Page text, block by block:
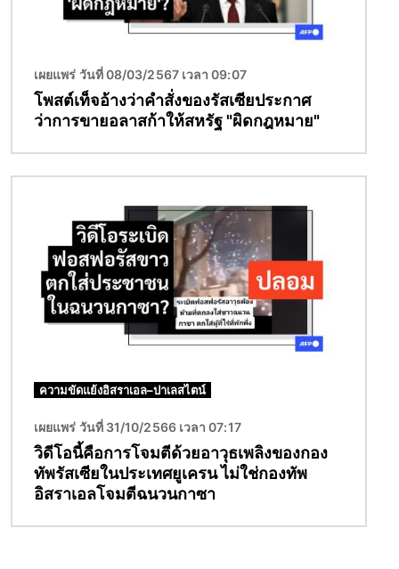
เผยแพร่ วันที่ 08/03/2567 เวลา 09:07
โพสต์เท็จอ้างว่าคำสั่งของรัสเซียประกาศ
ว่าการขายอลาสก้าให้สหรัฐ "ผิดกฎหมาย"
ความขัดแย้งอิสราเอล–ปาเลสไตน์
เผยแพร่ วันที่ 31/10/2566 เวลา 07:17
วิดีโอนี้คือการโจมตีด้วยอาวุธเพลิงของกอง
ทัพรัสเซียในประเทศยูเครน ไม่ใช่กองทัพ
อิสราเอลโจมตีฉนวนกาซา